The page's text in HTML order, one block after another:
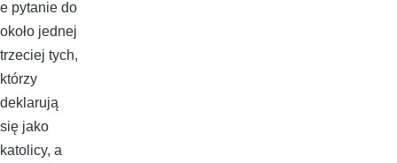
e pytanie do
około jednej
trzeciej tych,
którzy
deklarują
się jako
katolicy, a